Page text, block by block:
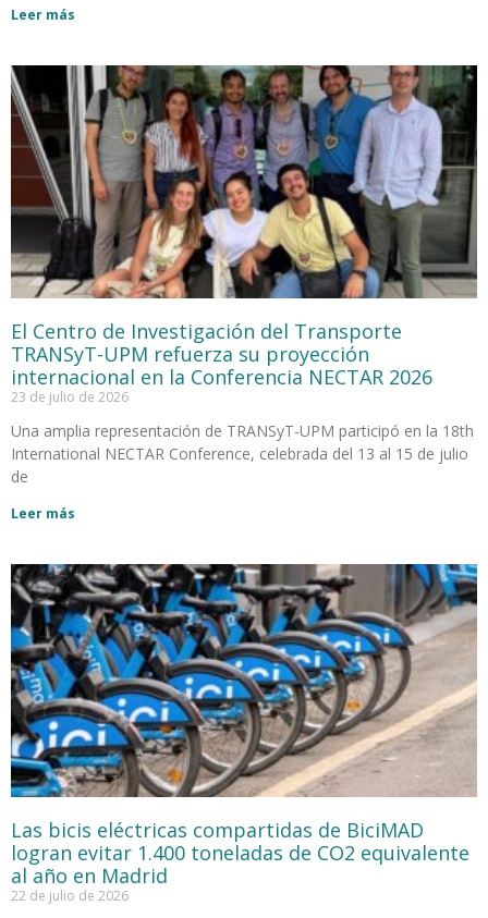
Leer más
El Centro de Investigación del Transporte
TRANSyT-UPM refuerza su proyección
internacional en la Conferencia NECTAR 2026
23 de julio de 2026
Una amplia representación de TRANSyT-UPM participó en la 18th
International NECTAR Conference, celebrada del 13 al 15 de julio
de
Leer más
Las bicis eléctricas compartidas de BiciMAD
logran evitar 1.400 toneladas de CO2 equivalente
al año en Madrid
22 de julio de 2026